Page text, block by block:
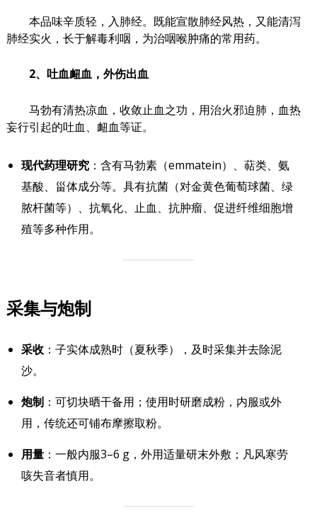
本品味辛质轻，入肺经。既能宣散肺经风热，又能清泻
肺经实火，长于解毒利咽，为治咽喉肿痛的常用药。
2、吐血衄血，外伤出血
马勃有清热凉血，收敛止血之功，用治火邪迫肺，血热
妄行引起的吐血、衄血等证。
现代药理研究：含有马勃素（emmatein）、萜类、氨
基酸、甾体成分等。具有抗菌（对金黄色葡萄球菌、绿
脓杆菌等）、抗氧化、止血、抗肿瘤、促进纤维细胞增
殖等多种作用。
采集与炮制
采收：子实体成熟时（夏秋季），及时采集并去除泥
沙。
炮制：可切块晒干备用；使用时研磨成粉，内服或外
用，传统还可铺布摩擦取粉。
用量：一般内服3–6 g，外用适量研末外敷；凡风寒劳
咳失音者慎用。